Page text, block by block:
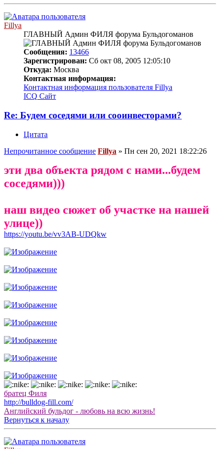
Fillya
ГЛАВНЫЙ Админ ФИЛЯ форума Бульдогоманов
Сообщения: 13466
Зарегистрирован: Сб окт 08, 2005 12:05:10
Откуда: Москва
Контактная информация:
Контактная информация пользователя Fillya
ICQ Сайт
Re: Будем соседями или сооинвесторами?
Цитата
Непрочитанное сообщение Fillya » Пн сен 20, 2021 18:22:26
эти два объекта рядом с нами...будем
соседями)))
наш видео сюжет об участке на нашей
улице))
https://youtu.be/vv3AB-UDQkw
братец Филя
http://bulldog-fill.com/
Английский бульдог - любовь на всю жизнь!
Вернуться к началу